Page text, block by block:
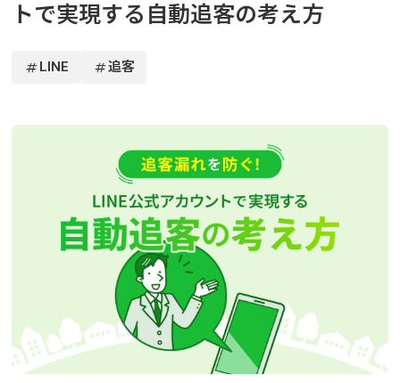
トで実現する自動追客の考え方
LINE 追客